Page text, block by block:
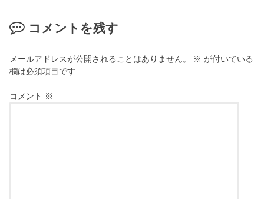
コメントを残す
メールアドレスが公開されることはありません。 ※ が付いている
欄は必須項目です
コメント ※